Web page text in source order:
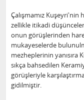
Çalışmamız Kuşeyri'nin
zellikle itikadi
onun görüşlerinden
mukayeselerde
mezheplerinin yanısıra
sıkça bahsedilen
görüşleriyle
gidilmiştir.